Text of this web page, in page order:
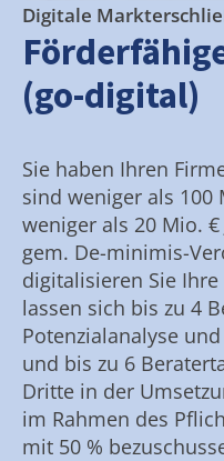
Digitale
(go-digital)
Sie haben Ihren
sind weniger als
weniger als 20 Mio.
gem. De-minimis-
digitalisieren Sie
lassen sich bis zu 4
Potenzialanalyse
und bis zu 6
Dritte in der
im Rahmen des
mit 50 %